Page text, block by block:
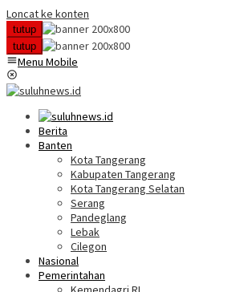
Loncat ke konten
tutup
tutup
Menu Mobile
Berita
Banten
Kota Tangerang
Kabupaten Tangerang
Kota Tangerang Selatan
Serang
Pandeglang
Lebak
Cilegon
Nasional
Pemerintahan